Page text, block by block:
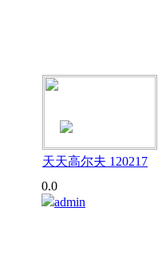
天天高尔夫 120217
0.0
admin